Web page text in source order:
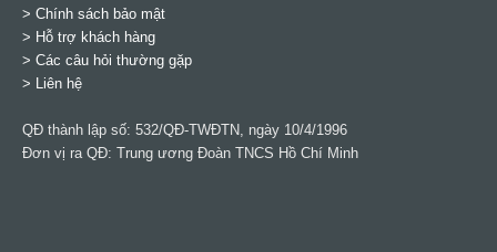
> Chính sách bảo mật
> Hỗ trợ khách hàng
> Các câu hỏi thường gặp
> Liên hệ
QĐ thành lập số: 532/QĐ-TWĐTN, ngày 10/4/1996
Đơn vị ra QĐ: Trung ương Đoàn TNCS Hồ Chí Minh